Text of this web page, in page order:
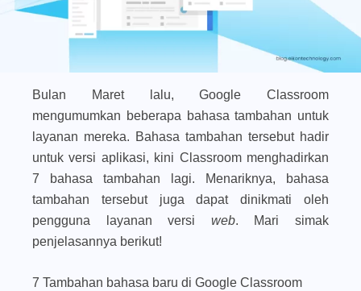
Bulan Maret lalu, Google Classroom
mengumumkan beberapa bahasa tambahan untuk
layanan mereka. Bahasa tambahan tersebut hadir
untuk versi aplikasi, kini Classroom menghadirkan
7 bahasa tambahan lagi. Menariknya, bahasa
tambahan tersebut juga dapat dinikmati oleh
pengguna layanan versi web. Mari simak
penjelasannya berikut!
7 Tambahan bahasa baru di Google Classroom